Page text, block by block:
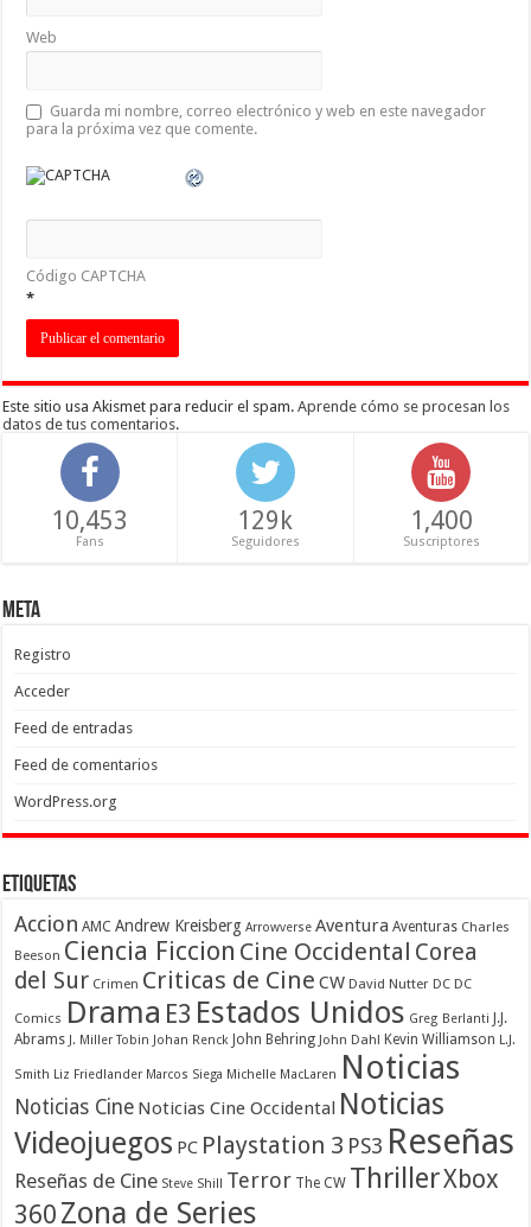
Web
Guarda mi nombre, correo electrónico y web en este navegador
para la próxima vez que comente.
Código CAPTCHA
*
Este sitio usa Akismet para reducir el spam.Aprende cómo se procesan los
datos de tus comentarios.
10,453
Fans
129k
Seguidores
1,400
Suscriptores
Meta
Registro
Acceder
Feed de entradas
Feed de comentarios
WordPress.org
Etiquetas
Accion AMC Andrew Kreisberg Arrowverse Aventura Aventuras Charles
Beeson Ciencia Ficcion Cine Occidental Corea
del Sur Crimen Criticas de Cine CW David Nutter DC DC
Comics Drama E3 Estados Unidos Greg Berlanti J.J.
Abrams J. Miller Tobin Johan Renck John Behring John Dahl Kevin Williamson L.J.
Smith Liz Friedlander Marcos Siega Michelle MacLaren Noticias
Noticias Cine Noticias Cine Occidental Noticias
Videojuegos PC Playstation 3 PS3 Reseñas
Reseñas de Cine Steve Shill Terror The CW ThrillerXbox
360 Zona de Series